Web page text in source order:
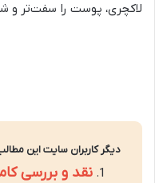
لاکچری، پوست را سفت‌تر و
دیگر کاربران سایت این
نقد و بررسی